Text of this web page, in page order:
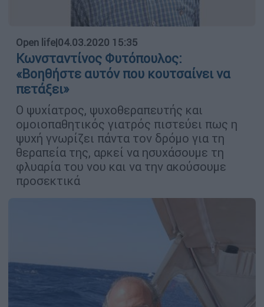
Open life|04.03.2020 15:35
Κωνσταντίνος Φυτόπουλος:
«Βοηθήστε αυτόν που κουτσαίνει να
πετάξει»
Ο ψυχίατρος, ψυχοθεραπευτής και
ομοιοπαθητικός γιατρός πιστεύει πως η
ψυχή γνωρίζει πάντα τον δρόμο για τη
θεραπεία της, αρκεί να ησυχάσουμε τη
φλυαρία του νου και να την ακούσουμε
προσεκτικά